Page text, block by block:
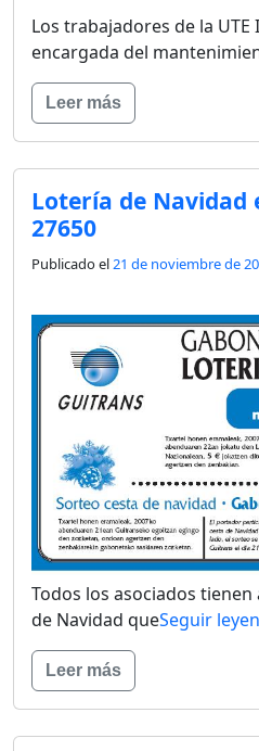
Los trabajadores de la UTE
encargada del
Leer más
Lotería de Navidad
27650
Publicado el21 de noviembre de
Todos los asociados
de Navidad queSeguir
Leer más